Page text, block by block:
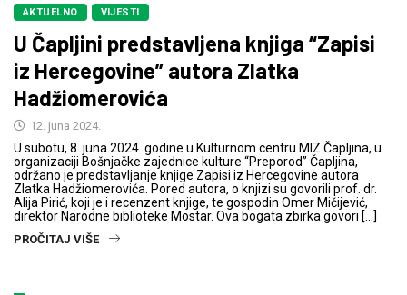
AKTUELNO VIJESTI
U Čapljini predstavljena knjiga “Zapisi
iz Hercegovine” autora Zlatka
Hadžiomerovića
12. juna 2024.
U subotu, 8. juna 2024. godine u Kulturnom centru MIZ Čapljina, u
organizaciji Bošnjačke zajednice kulture “Preporod” Čapljina,
održano je predstavljanje knjige Zapisi iz Hercegovine autora
Zlatka Hadžiomerovića. Pored autora, o knjizi su govorili prof. dr.
Alija Pirić, koji je i recenzent knjige, te gospodin Omer Mičijević,
direktor Narodne biblioteke Mostar. Ova bogata zbirka govori […]
PROČITAJ VIŠE